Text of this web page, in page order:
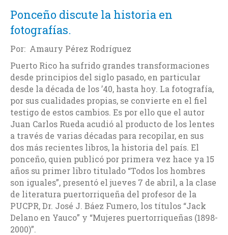
Ponceño discute la historia en
fotografías.
Por: Amaury Pérez Rodríguez
Puerto Rico ha sufrido grandes transformaciones
desde principios del siglo pasado, en particular
desde la década de los ’40, hasta hoy. La fotografía,
por sus cualidades propias, se convierte en el fiel
testigo de estos cambios. Es por ello que el autor
Juan Carlos Rueda acudió al producto de los lentes
a través de varias décadas para recopilar, en sus
dos más recientes libros, la historia del país. El
ponceño, quien publicó por primera vez hace ya 15
años su primer libro titulado “Todos los hombres
son iguales”, presentó el jueves 7 de abril, a la clase
de literatura puertorriqueña del profesor de la
PUCPR, Dr. José J. Báez Fumero, los títulos “Jack
Delano en Yauco” y “Mujeres puertorriqueñas (1898-
2000)”.